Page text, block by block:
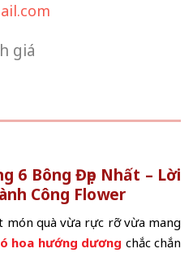
giá
6 Bông Đẹp Nhất – Lời
Công Flower
quà vừa rực rỡ vừa mang
hoa hướng dương chắc chắn